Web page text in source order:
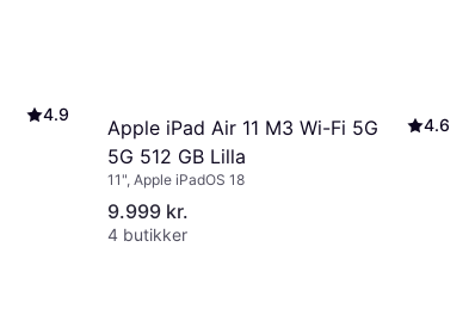
4.9
Apple iPad Air 11 M3 Wi-Fi 5G
5G 512 GB Lilla
4.6
11", Apple iPadOS 18
9.999 kr.
4 butikker